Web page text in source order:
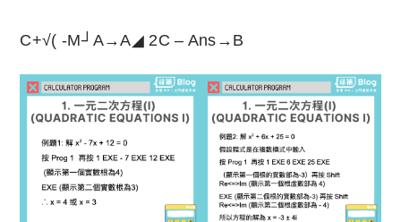
C+√( -M┘A→A◢ 2C – Ans→B